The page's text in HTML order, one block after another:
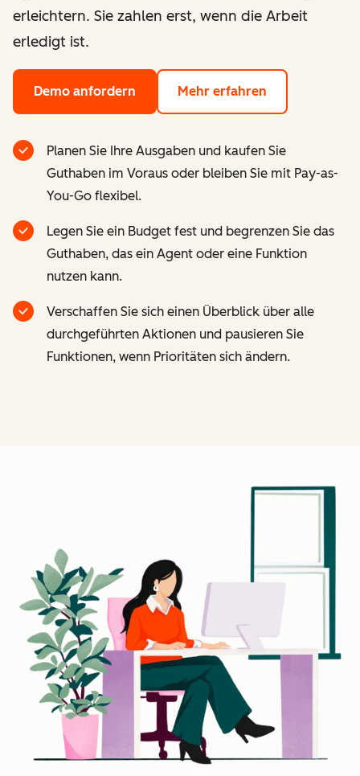
erleichtern. Sie zahlen erst, wenn die Arbeit
erledigt ist.
Demo anfordern Mehr erfahren
Planen Sie Ihre Ausgaben und kaufen Sie
Guthaben im Voraus oder bleiben Sie mit Pay-as-
You-Go flexibel.
Legen Sie ein Budget fest und begrenzen Sie das
Guthaben, das ein Agent oder eine Funktion
nutzen kann.
Verschaffen Sie sich einen Überblick über alle
durchgeführten Aktionen und pausieren Sie
Funktionen, wenn Prioritäten sich ändern.